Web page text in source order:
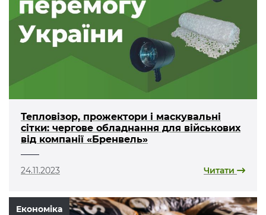
Тепловізор, прожектори і маскувальні
сітки: чергове обладнання для військових
від компанії «Бренвель»
24.11.2023 Читати
Економіка